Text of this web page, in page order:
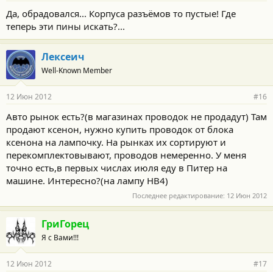
Да, обрадовался... Корпуса разъёмов то пустые! Где
теперь эти пины искать?...
Лексеич
Well-Known Member
12 Июн 2012 #16
Авто рынок есть?(в магазинах проводок не продадут) Там
продают ксенон, нужно купить проводок от блока
ксенона на лампочку. На рынках их сортируют и
перекомплектовывают, проводов немеренно. У меня
точно есть,в первых числах июля еду в Питер на
машине. Интересно?(на лампу НВ4)
Последнее редактирование: 12 Июн 2012
ГриГорец
Я с Вами!!!
12 Июн 2012 #17